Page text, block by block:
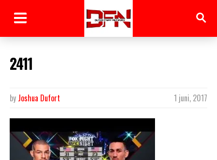
2411
1 juni, 2017
by Joshua Dufort